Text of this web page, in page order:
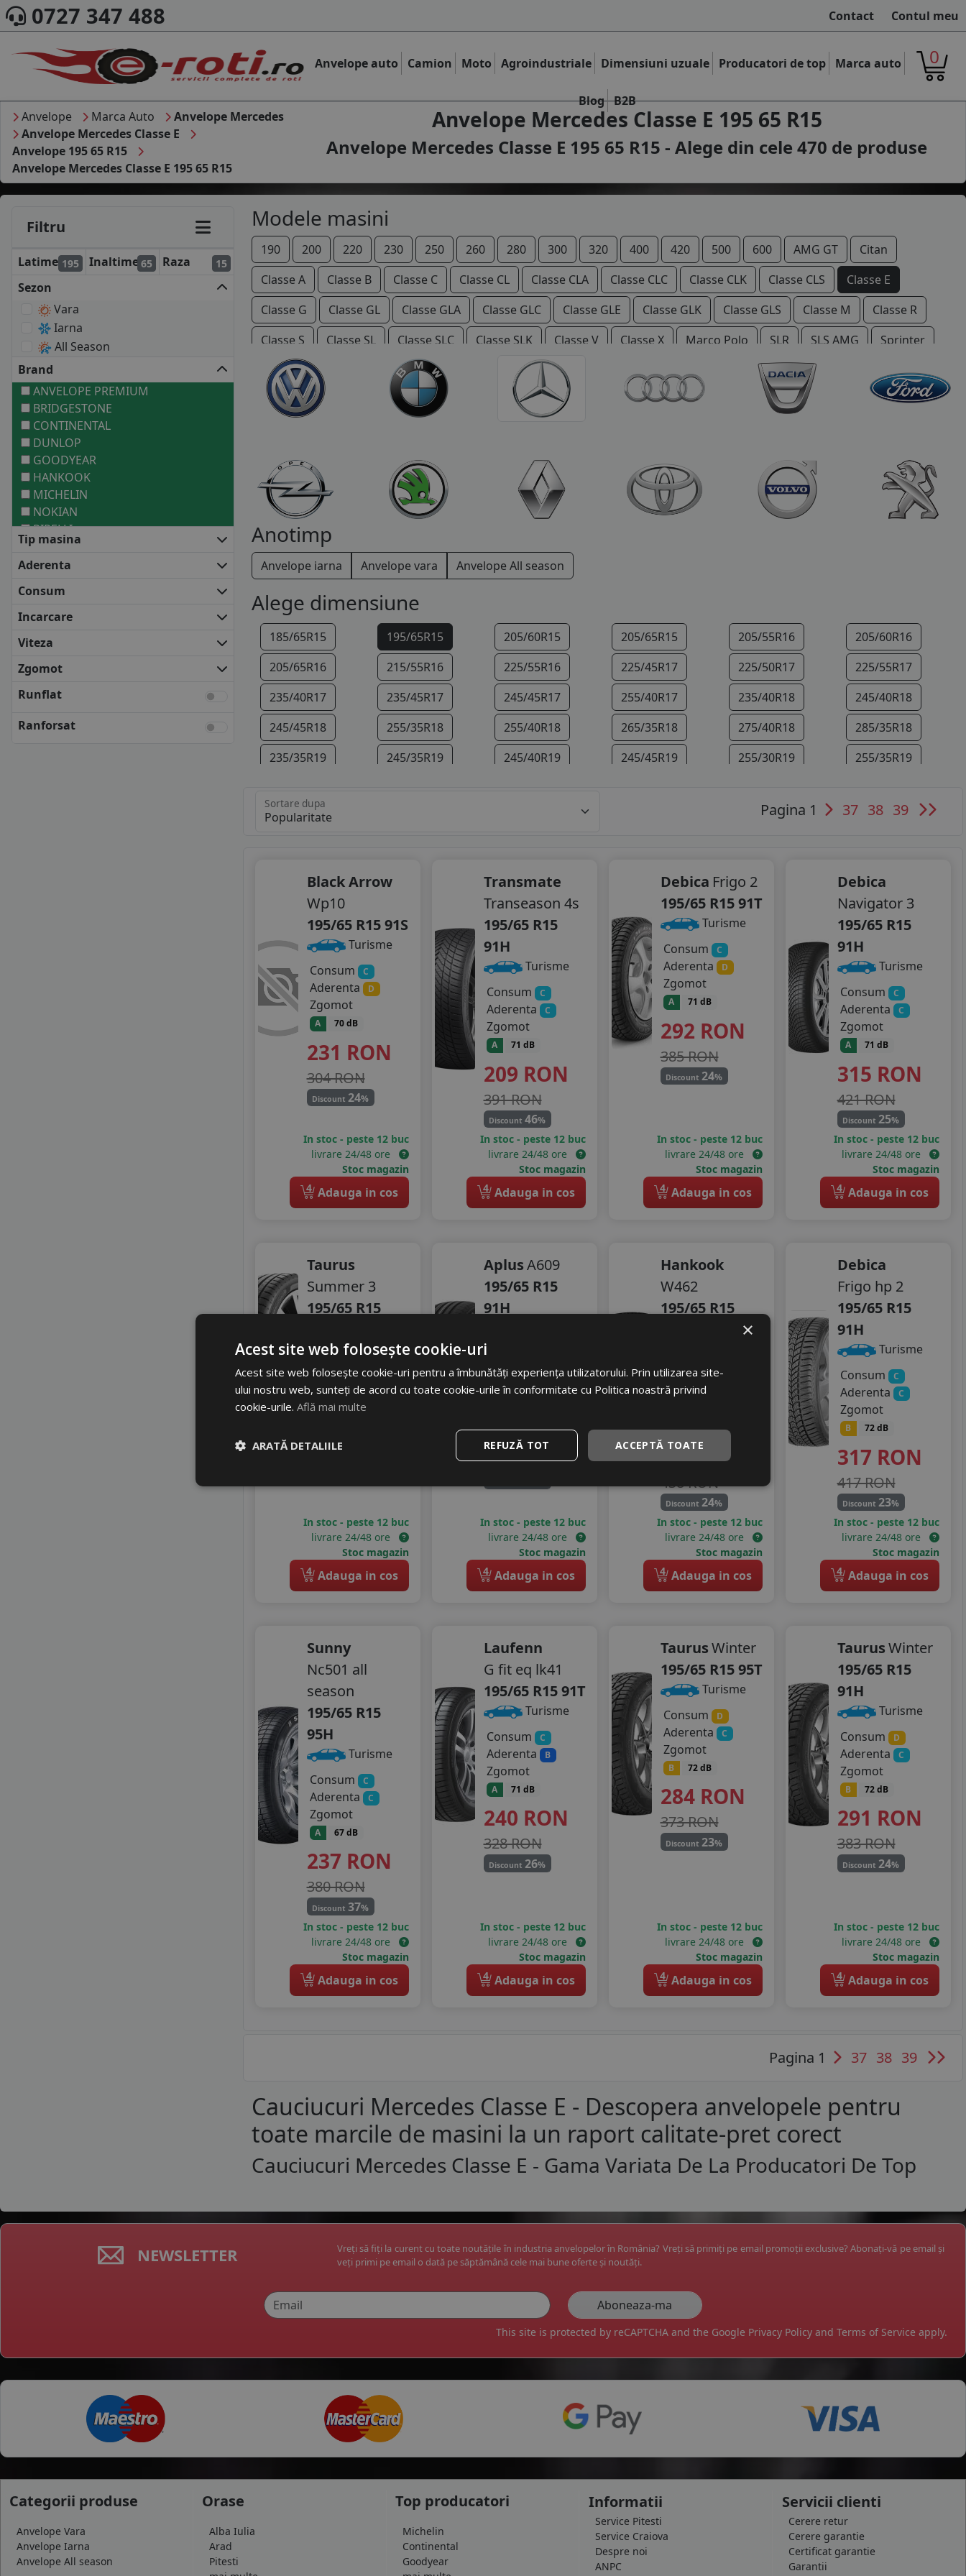
0727 347 488 Contact Contul meu
Anvelope auto Camion Moto Agroindustriale Dimensiuni uzuale Producatori de top Marca auto
Blog B2B
0
Anvelope Marca Auto
Anvelope Mercedes
Anvelope Mercedes Classe E
Anvelope 195 65 R15
Anvelope Mercedes Classe E 195 65 R15
Anvelope Mercedes Classe E 195 65 R15
Anvelope Mercedes Classe E 195 65 R15 - Alege din cele 470 de produse
Filtru
Latime 195 Inaltime 65 Raza 15
Sezon
Vara
Iarna
All Season
Brand
ANVELOPE PREMIUM
BRIDGESTONE
CONTINENTAL
DUNLOP
GOODYEAR
HANKOOK
MICHELIN
NOKIAN
PIRELLI
ANVELOPE MEDII
BARUM
DEBICA
FALKEN
FULDA
KLEBER
MATADOR
NEXEN
Tip masina
Aderenta
Consum
Incarcare
Viteza
Zgomot
Runflat
Ranforsat
Modele masini
190 200 220 230 250 260 280 300 320 400 420 500 600 AMG GT
Citan
Classe A
Classe B Classe C Classe CL Classe CLA Classe CLC Classe CLK Classe CLS
Classe E
Classe G
Classe GL Classe GLA Classe GLC Classe GLE Classe GLK Classe GLS Classe M
Classe R
Classe S
Classe SL Classe SLC Classe SLK Classe V Classe X Marco Polo SLR SLS AMG
Sprinter
Vaneo
Vario Viano Vito
Anotimp
Anvelope iarna Anvelope vara Anvelope All season
Alege dimensiune
185/65R15 195/65R15 205/60R15 205/65R15 205/55R16
205/60R16
205/65R16
215/55R16 225/55R16 225/45R17 225/50R17
225/55R17
235/40R17
235/45R17 245/45R17 255/40R17 235/40R18
245/40R18
245/45R18
255/35R18 255/40R18 265/35R18 275/40R18
285/35R18
235/35R19
245/35R19 245/40R19 245/45R19 255/30R19
255/35R19
245/40R20
295/30R20
Sortare dupa Pagina 1 37 38 39
Black Arrow
Wp10
195/65 R15 91S
Turisme
Consum
C
Aderenta D
Zgomot
A 70 dB
231 RON
304 RON
Discount 24%
In stoc - peste 12 buc
livrare 24/48 ore
Stoc magazin
4 Adauga in cos
Transmate
Transeason 4s
195/65 R15
91H
Turisme
Consum
C
Aderenta C
Zgomot
A 71 dB
209 RON
391 RON
Discount46%
In stoc - peste 12 buc
livrare 24/48 ore
Stoc magazin
4 Adauga in cos
Debica Frigo 2
195/65 R15 91T
Turisme
Consum
C
Aderenta D
Zgomot
A 71 dB
292 RON
385 RON
Discount 24%
In stoc - peste 12 buc
livrare 24/48 ore
Stoc magazin
4 Adauga in cos
Debica
Navigator 3
195/65 R15
91H
Turisme
Consum
C
Aderenta C
Zgomot
A 71 dB
315 RON
421 RON
Discount 25%
In stoc - peste 12 buc
livrare 24/48 ore
Stoc magazin
4 Adauga in cos
Taurus
Summer 3
195/65 R15
Turisme
237RON
324 RON
In stoc - peste 12 buc
livrare 24/48 ore
Stoc magazin
4 Adauga in cos
AplusA609
195/65 R15
91H
Consum
Aderenta C
Zgomot
189RON
477 RON
In stoc - peste 12 buc
livrare 24/48 ore
Stoc magazin
4 Adauga in cos
Hankook
W462
195/65 R15
Consum C
Aderenta
B 72 dB
332RON
438 RON
Discount 24%
In stoc - peste 12 buc
livrare 24/48 ore
Stoc magazin
4 Adauga in cos
Debica
Frigo hp 2
195/65 R15
91H
Turisme
Consum
C
Aderenta C
Zgomot
B 72 dB
317 RON
417 RON
Discount 23%
In stoc - peste 12 buc
livrare 24/48 ore
Stoc magazin
4 Adauga in cos
Sunny
Nc501 all
season
195/65 R15
95H
Turisme
Consum
C
Aderenta C
Zgomot
A 67 dB
237 RON
380 RON
Discount37%
In stoc - peste 12 buc
livrare 24/48 ore
Stoc magazin
4 Adauga in cos
Laufenn
G fit eq lk41
195/65 R15 91T
Turisme
Consum
C
Aderenta B
Zgomot
A 71 dB
240 RON
328 RON
Discount 26%
In stoc - peste 12 buc
livrare 24/48 ore
Stoc magazin
4 Adauga in cos
TaurusWinter
195/65 R15 95T
Turisme
Consum
D
Aderenta C
Zgomot
B 72 dB
284 RON
373 RON
Discount 23%
In stoc - peste 12 buc
livrare 24/48 ore
Stoc magazin
4 Adauga in cos
TaurusWinter
195/65 R15
91H
Turisme
Consum
D
Aderenta C
Zgomot
B 72 dB
291 RON
383 RON
Discount 24%
In stoc - peste 12 buc
livrare 24/48 ore
Stoc magazin
4 Adauga in cos
Pagina 1 37 38 39
Cauciucuri Mercedes Classe E - Descopera anvelopele pentru
toate marcile de masini la un raport calitate-pret corect
Cauciucuri Mercedes Classe E - Gama Variata De La Producatori De Top
NEWSLETTER
Vreți să fiți la curent cu toate noutățile în industria anvelopelor în România? Vreți să primiți pe email promoții exclusive? Abonați-vă pe email și
veți primi pe email o dată pe săptămână cele mai bune oferte și noutăți.
This site is protected by reCAPTCHA and the Google Privacy Policy and Terms of Service apply.
Categorii produse
Anvelope Vara
Anvelope Iarna
Anvelope All season
Orase
Alba Iulia
Arad
Pitesti
Top producatori
Michelin
Continental
Goodyear
Informatii
Service Pitesti
Service Craiova
Despre noi
ANPC
Servicii clienti
Cerere retur
Cerere garantie
Certificat garantie
Garantii
×
Acest site web folosește cookie-uri
Acest site web folosește cookie-uri pentru a îmbunătăți experiența utilizatorului. Prin utilizarea site-
ului nostru web, sunteți de acord cu toate cookie-urile în conformitate cu Politica noastră privind
cookie-urile. Află mai multe
ACCEPTĂ TOATE
REFUZĂ TOT
ARATĂ DETALIILE